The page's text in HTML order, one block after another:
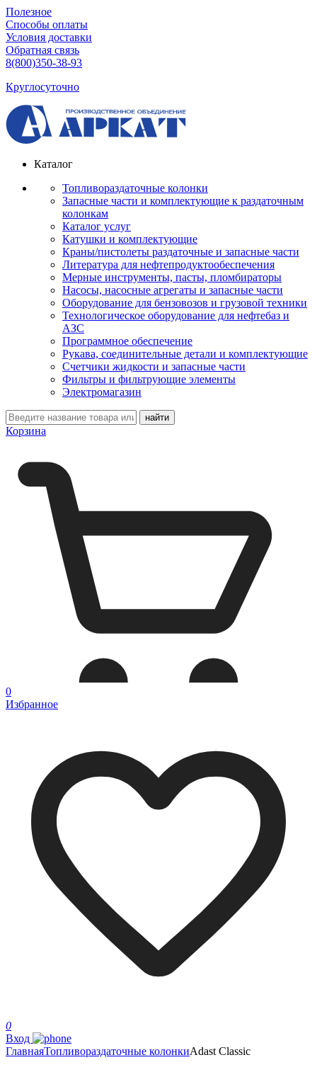
Полезное
Способы оплаты
Условия доставки
Обратная связь
8(800)350-38-93
Круглосуточно
Каталог
Топливораздаточные колонки
Запасные части и комплектующие к раздаточным
колонкам
Каталог услуг
Катушки и комплектующие
Краны/пистолеты раздаточные и запасные части
Литература для нефтепродуктообеспечения
Мерные инструменты, пасты, пломбираторы
Насосы, насосные агрегаты и запасные части
Оборудование для бензовозов и грузовой техники
Технологическое оборудование для нефтебаз и
АЗС
Программное обеспечение
Рукава, соединительные детали и комплектующие
Счетчики жидкости и запасные части
Фильтры и фильтрующие элементы
Электромагазин
Корзина
0
Избранное
0
Вход
ГлавнаяТопливораздаточные колонкиAdast Classic